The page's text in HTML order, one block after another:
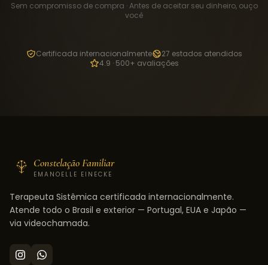
Sem compromisso de compra · Antes de aceitar seu dinheiro, ouço
você
Certificada internacionalmente
27 estados atendidos
4.9 · 500+ avaliações
Constelação Familiar
EMANOELLE EINECKE
Terapeuta Sistêmica certificada internacionalmente.
Atende todo o Brasil e exterior — Portugal, EUA e Japão —
via videochamada.